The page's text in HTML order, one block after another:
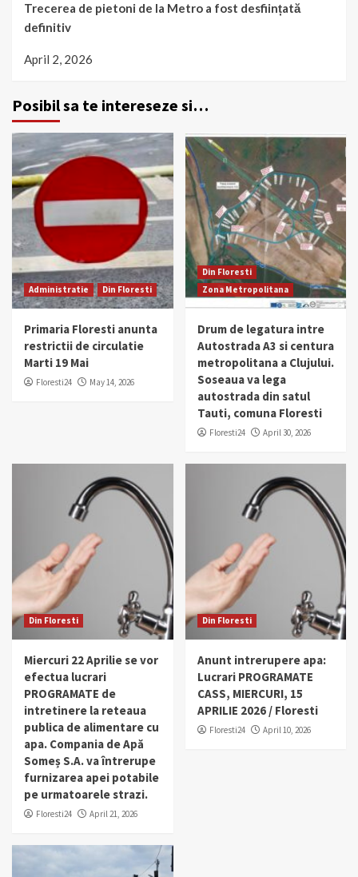
Trecerea de pietoni de la Metro a fost desființată
definitiv
April 2, 2026
Posibil sa te intereseze si…
Administratie Din Floresti
Primaria Floresti anunta
restrictii de circulatie
Marti 19 Mai
Floresti24 May 14, 2026
Din Floresti
Zona Metropolitana
Drum de legatura intre
Autostrada A3 si centura
metropolitana a Clujului.
Soseaua va lega
autostrada din satul
Tauti, comuna Floresti
Floresti24 April 30, 2026
Din Floresti
Miercuri 22 Aprilie se vor
efectua lucrari
PROGRAMATE de
intretinere la reteaua
publica de alimentare cu
apa. Compania de Apă
Someș S.A. va întrerupe
furnizarea apei potabile
pe urmatoarele strazi.
Floresti24 April 21, 2026
Din Floresti
Anunt intrerupere apa:
Lucrari PROGRAMATE
CASS, MIERCURI, 15
APRILIE 2026 / Floresti
Floresti24 April 10, 2026